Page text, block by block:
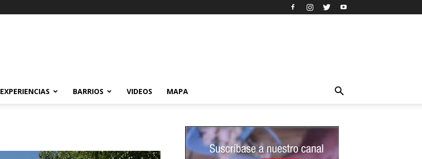
EXPERIENCIAS BARRIOS VIDEOS MAPA